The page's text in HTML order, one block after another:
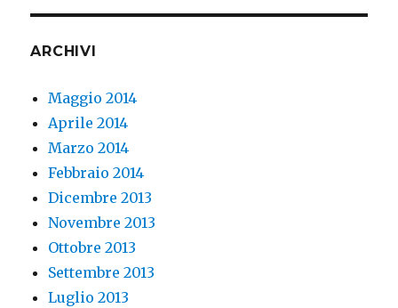
ARCHIVI
Maggio 2014
Aprile 2014
Marzo 2014
Febbraio 2014
Dicembre 2013
Novembre 2013
Ottobre 2013
Settembre 2013
Luglio 2013